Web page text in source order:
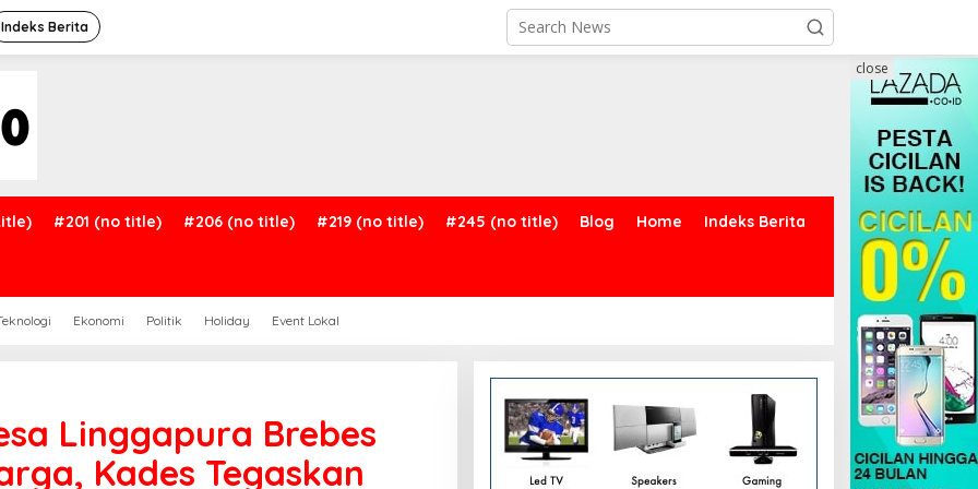
Indeks Berita
#201 (no title) #206 (no title) #219 (no title) #245 (no title) Blog Home Indeks Berita
Ekonomi Politik Holiday Event Lokal
close
Linggapura Brebes
Kades Tegaskan